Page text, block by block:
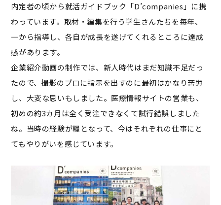
内定者の頃から就活ガイドブック「D’companies」に携
わっています。取材・編集を行う学生さんたちを毎年、
一から指導し、各自が成長を遂げてくれるところに達成
感があります。
企業紹介動画の制作では、新人時代はまだ知識不足だっ
たので、撮影のプロに指示を出すのに最初はかなり苦労
し、大変な思いもしました。医療情報サイトの営業も、
初めの約3カ月は全く受注できなくて試行錯誤しました
ね。当時の経験が糧となって、今はそれぞれの仕事にと
てもやりがいを感じています。